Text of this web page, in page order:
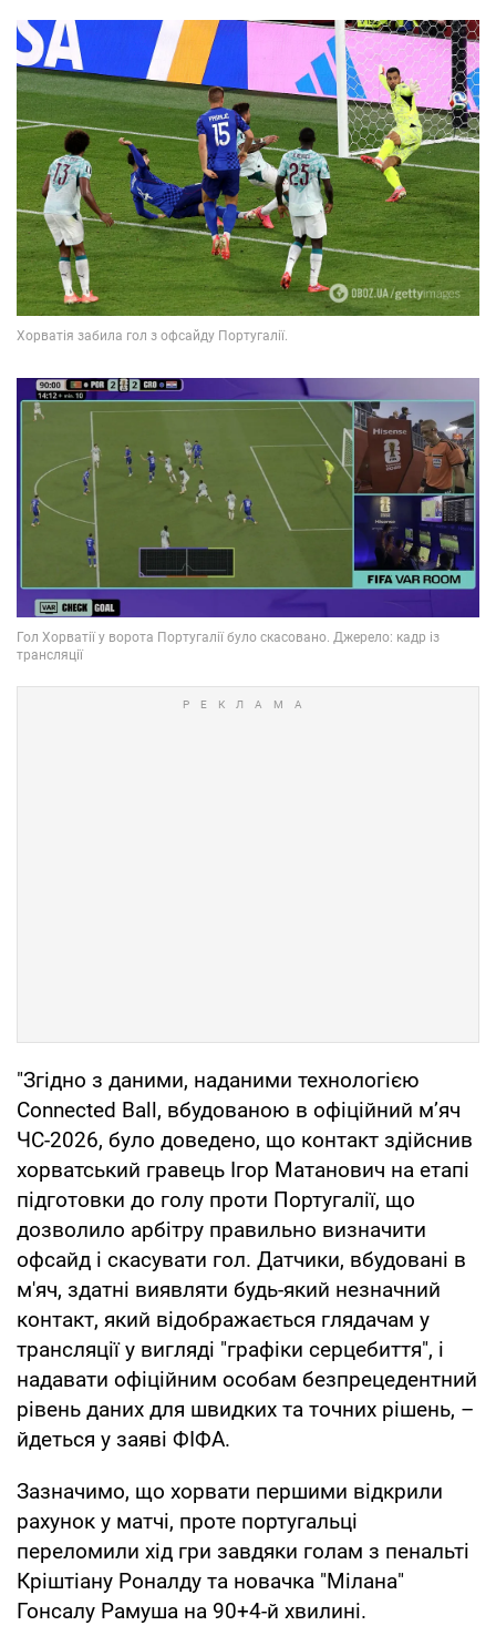
"Згідно з даними, наданими технологією
Connected Ball, вбудованою в офіційний м’яч
ЧС-2026, було доведено, що контакт здійснив
хорватський гравець Ігор Матанович на етапі
підготовки до голу проти Португалії, що
дозволило арбітру правильно визначити
офсайд і скасувати гол. Датчики, вбудовані в
м'яч, здатні виявляти будь-який незначний
контакт, який відображається глядачам у
трансляції у вигляді "графіки серцебиття", і
надавати офіційним особам безпрецедентний
рівень даних для швидких та точних рішень, –
йдеться у заяві ФІФА.
Зазначимо, що хорвати першими відкрили
рахунок у матчі, проте португальці
переломили хід гри завдяки голам з пенальті
Кріштіану Роналду та новачка "Мілана"
Гонсалу Рамуша на 90+4-й хвилині.